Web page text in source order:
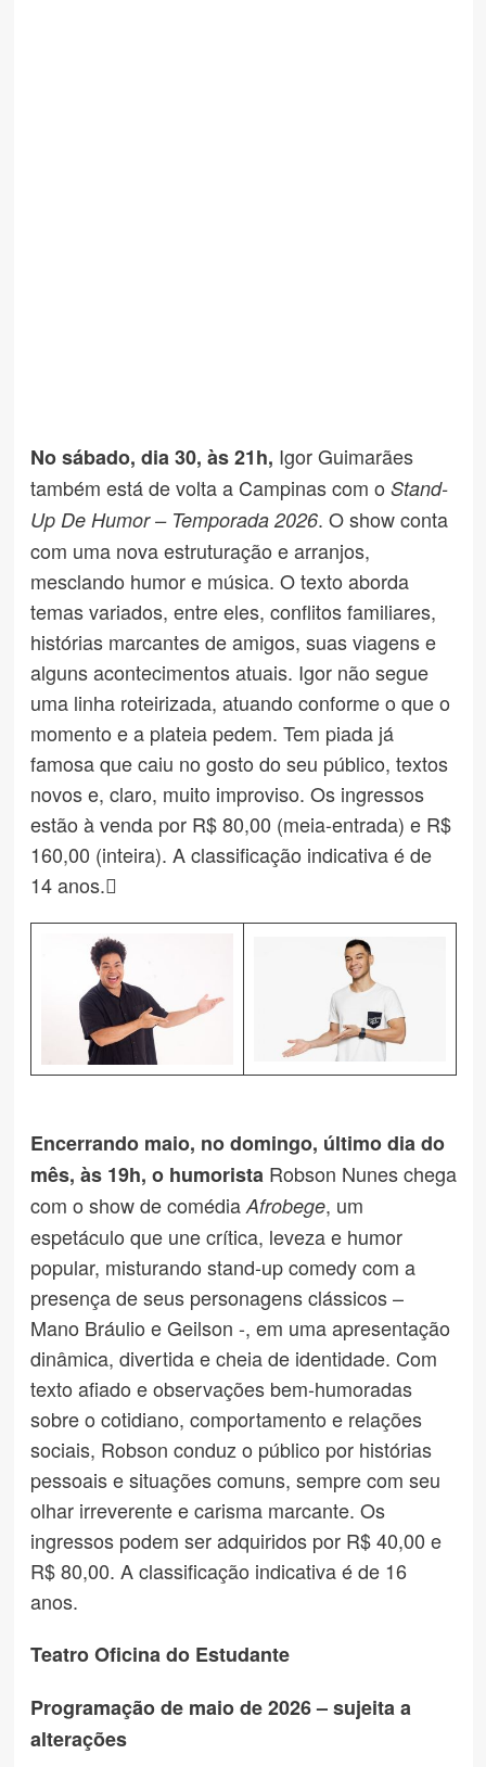
No sábado, dia 30, às 21h, Igor Guimarães
também está de volta a Campinas com o Stand-
Up De Humor – Temporada 2026. O show conta
com uma nova estruturação e arranjos,
mesclando humor e música. O texto aborda
temas variados, entre eles, conflitos familiares,
histórias marcantes de amigos, suas viagens e
alguns acontecimentos atuais. Igor não segue
uma linha roteirizada, atuando conforme o que o
momento e a plateia pedem. Tem piada já
famosa que caiu no gosto do seu público, textos
novos e, claro, muito improviso. Os ingressos
estão à venda por R$ 80,00 (meia-entrada) e R$
160,00 (inteira). A classificação indicativa é de
14 anos.
Encerrando maio, no domingo, último dia do
mês, às 19h, o humorista Robson Nunes chega
com o show de comédiaAfrobege, um
espetáculo que une crítica, leveza e humor
popular, misturando stand-up comedy com a
presença de seus personagens clássicos –
Mano Bráulio e Geilson -, em uma apresentação
dinâmica, divertida e cheia de identidade. Com
texto afiado e observações bem-humoradas
sobre o cotidiano, comportamento e relações
sociais, Robson conduz o público por histórias
pessoais e situações comuns, sempre com seu
olhar irreverente e carisma marcante. Os
ingressos podem ser adquiridos por R$ 40,00 e
R$ 80,00. A classificação indicativa é de 16
anos.
Teatro Oficina do Estudante
Programação de maio de 2026 – sujeita a
alterações